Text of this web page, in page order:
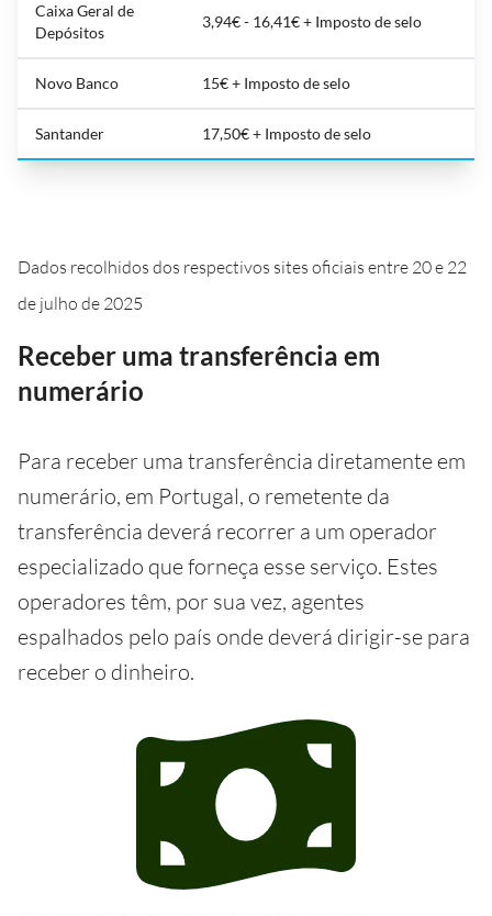
Caixa Geral de
Depósitos
3,94€ - 16,41€ + Imposto de selo
Novo Banco 15€ + Imposto de selo
Santander 17,50€ + Imposto de selo
Dados recolhidos dos respectivos sites oficiais entre 20 e 22
de julho de 2025
Receber uma transferência em
numerário
Para receber uma transferência diretamente em
numerário, em Portugal, o remetente da
transferência deverá recorrer a um operador
especializado que forneça esse serviço. Estes
operadores têm, por sua vez, agentes
espalhados pelo país onde deverá dirigir-se para
receber o dinheiro.